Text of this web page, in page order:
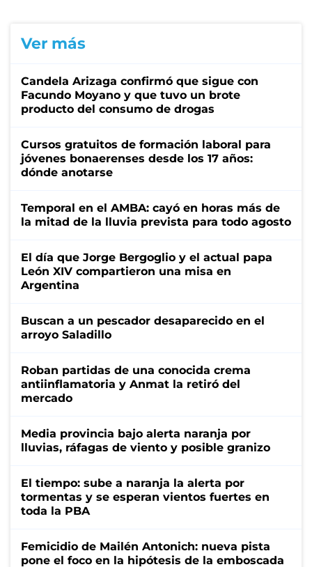
Ver más
Candela Arizaga confirmó que sigue con
Facundo Moyano y que tuvo un brote
producto del consumo de drogas
Cursos gratuitos de formación laboral para
jóvenes bonaerenses desde los 17 años:
dónde anotarse
Temporal en el AMBA: cayó en horas más de
la mitad de la lluvia prevista para todo agosto
El día que Jorge Bergoglio y el actual papa
León XIV compartieron una misa en
Argentina
Buscan a un pescador desaparecido en el
arroyo Saladillo
Roban partidas de una conocida crema
antiinflamatoria y Anmat la retiró del
mercado
Media provincia bajo alerta naranja por
lluvias, ráfagas de viento y posible granizo
El tiempo: sube a naranja la alerta por
tormentas y se esperan vientos fuertes en
toda la PBA
Femicidio de Mailén Antonich: nueva pista
pone el foco en la hipótesis de la emboscada